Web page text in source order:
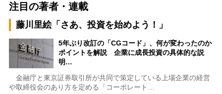
注目の著者・連載
藤川里絵「さあ、投資を始めよう！」
5年ぶり改訂の「CGコード」、何が変わったのか
ポイントを解説 企業に成長投資の具体的な説
明…
金融庁と東京証券取引所が共同で策定している上場企業の経営
や取締役会のあり方を定める「コーポレート…